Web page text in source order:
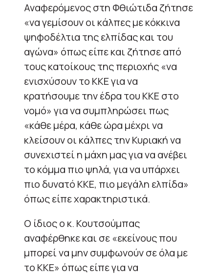
Αναφερόμενος στη Φθιώτιδα ζήτησε
«να γεμίσουν οι κάλπες με κόκκινα
ψηφοδέλτια της ελπίδας και του
αγώνα» όπως είπε και ζήτησε από
τους κατοίκους της περιοχής «να
ενισχύσουν το ΚΚΕ για να
κρατήσουμε την έδρα του ΚΚΕ στο
νομό» για να συμπληρώσει πως
«κάθε μέρα, κάθε ώρα μέχρι να
κλείσουν οι κάλπες την Κυριακή να
συνεχιστεί η μάχη μας για να ανέβει
το κόμμα πιο ψηλά, για να υπάρχει
πιο δυνατό ΚΚΕ, πιο μεγάλη ελπίδα»
όπως είπε χαρακτηριστικά.
Ο ίδιος ο κ. Κουτσούμπας
αναφέρθηκε και σε «εκείνους που
μπορεί να μην συμφωνούν σε όλα με
το ΚΚΕ» όπως είπε για να